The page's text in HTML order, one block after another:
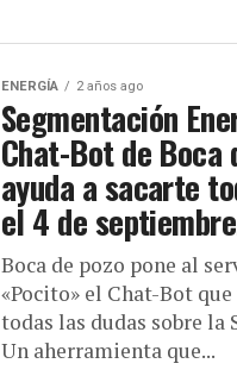
ENERGÍA 2 años ago
Segmentación
Chat-Bot de Boca
ayuda a sacarte
el 4 de
Boca de pozo pone al
«Pocito» el Chat-Bot
todas las dudas sobre la
Un aherramienta que...